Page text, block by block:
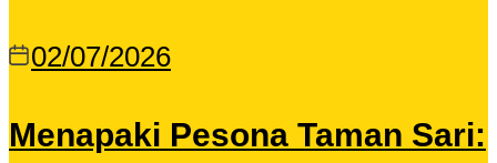
02/07/2026
Menapaki Pesona Taman Sari: